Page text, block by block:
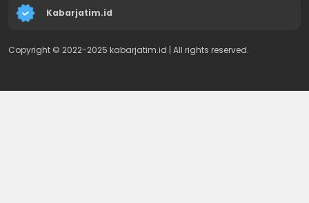
Kabarjatim.id
Copyright © 2022-2025 kabarjatim.id | All rights reserved.